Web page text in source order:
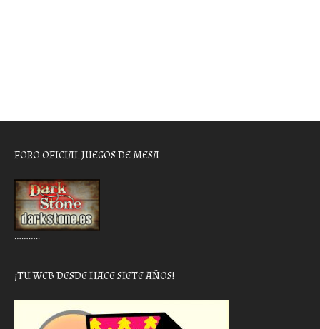
FORO OFICIAL JUEGOS DE MESA
………..
¡TU WEB DESDE HACE SIETE AÑOS!